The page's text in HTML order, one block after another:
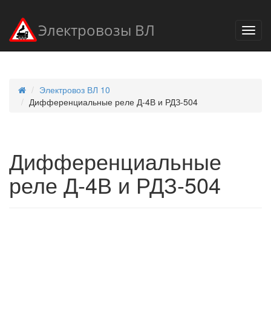
Электровозы ВЛ
Электровоз ВЛ 10
Дифференциальные реле Д-4В и РДЗ-504
Дифференциальные
реле Д-4В и РДЗ-504